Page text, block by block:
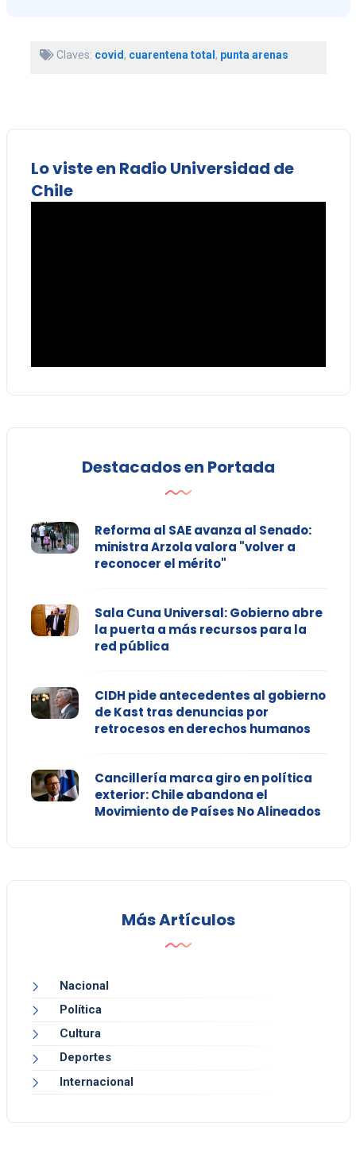
Claves: covid , cuarentena total , punta arenas
Lo viste en Radio Universidad de
Chile
Destacados en Portada
Reforma al SAE avanza al Senado:
ministra Arzola valora "volver a
reconocer el mérito"
Sala Cuna Universal: Gobierno abre
la puerta a más recursos para la
red pública
CIDH pide antecedentes al gobierno
de Kast tras denuncias por
retrocesos en derechos humanos
Cancillería marca giro en política
exterior: Chile abandona el
Movimiento de Países No Alineados
Más Artículos
Nacional
Política
Cultura
Deportes
Internacional